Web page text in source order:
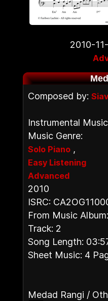
2010-
Composed by:
Instrumental Music
Music Genre:
Solo Piano ,
Easy Listening
Advanced
2010
ISRC:
From Music Album:
Track: 2
Song Length:
Sheet Music: 4
Medad Rangi /